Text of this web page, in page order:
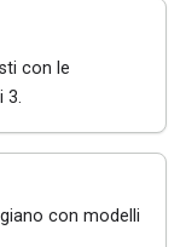
con le
3.
con modelli